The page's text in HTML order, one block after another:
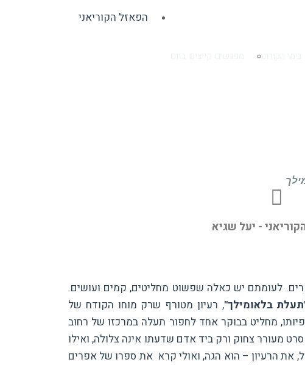
הפאזל הקוריאני
הקורונה
- יעל שגיא
לעומתם יש כאלה שפשוט מחליטים, קמים ועושים.
בלאומילך", רעיון מטורף שרק מוחו הקודח של
מחליט בבוקר אחד לחפור תעלה במרכזו של רחוב
מעורר צחוק ורק ביד אדם שדעתו אינה צלולה, ואילו
את הרעיון – הוא הגה, ואולי קרא את ספרו של אפרים